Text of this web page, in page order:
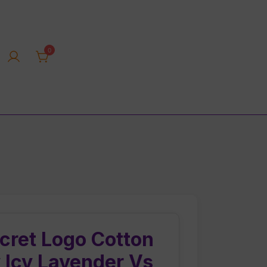
0
Logo Cotton
Lavender Vs